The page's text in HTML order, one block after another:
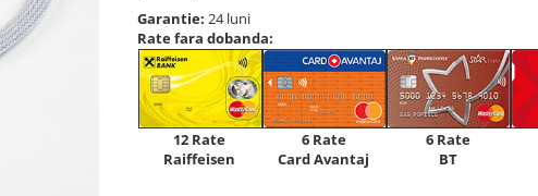
Garantie: 24 luni
Rate fara dobanda:
12 Rate
Raiffeisen
6 Rate
Card Avantaj
6 Rate
BT